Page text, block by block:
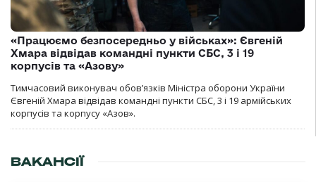
«Працюємо безпосередньо у військах»: Євгеній
Хмара відвідав командні пункти СБС, 3 і 19
корпусів та «Азову»
Тимчасовий виконувач обов’язків Міністра оборони України
Євгеній Хмара відвідав командні пункти СБС, 3 і 19 армійських
корпусів та корпусу «Азов».
ВАКАНСІЇ